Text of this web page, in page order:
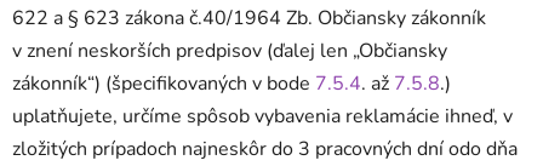
622 a § 623 zákona č.40/1964 Zb. Občiansky zákonník
v znení neskorších predpisov (ďalej len „Občiansky
zákonník“) (špecifikovaných v bode 7.5.4. až 7.5.8.)
uplatňujete, určíme spôsob vybavenia reklamácie ihneď, v
zložitých prípadoch najneskôr do 3 pracovných dní odo dňa